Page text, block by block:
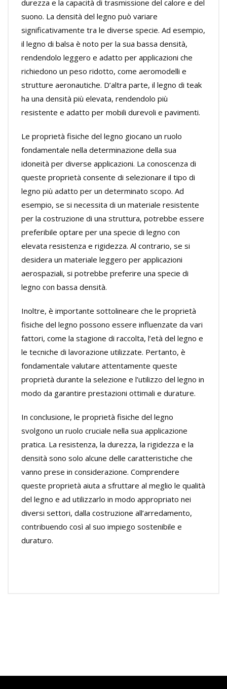
durezza e la capacità di trasmissione del calore e del
suono. La densità del legno può variare
significativamente tra le diverse specie. Ad esempio,
il legno di balsa è noto per la sua bassa densità,
rendendolo leggero e adatto per applicazioni che
richiedono un peso ridotto, come aeromodelli e
strutture aeronautiche. D’altra parte, il legno di teak
ha una densità più elevata, rendendolo più
resistente e adatto per mobili durevoli e pavimenti.
Le proprietà fisiche del legno giocano un ruolo
fondamentale nella determinazione della sua
idoneità per diverse applicazioni. La conoscenza di
queste proprietà consente di selezionare il tipo di
legno più adatto per un determinato scopo. Ad
esempio, se si necessita di un materiale resistente
per la costruzione di una struttura, potrebbe essere
preferibile optare per una specie di legno con
elevata resistenza e rigidezza. Al contrario, se si
desidera un materiale leggero per applicazioni
aerospaziali, si potrebbe preferire una specie di
legno con bassa densità.
Inoltre, è importante sottolineare che le proprietà
fisiche del legno possono essere influenzate da vari
fattori, come la stagione di raccolta, l’età del legno e
le tecniche di lavorazione utilizzate. Pertanto, è
fondamentale valutare attentamente queste
proprietà durante la selezione e l’utilizzo del legno in
modo da garantire prestazioni ottimali e durature.
In conclusione, le proprietà fisiche del legno
svolgono un ruolo cruciale nella sua applicazione
pratica. La resistenza, la durezza, la rigidezza e la
densità sono solo alcune delle caratteristiche che
vanno prese in considerazione. Comprendere
queste proprietà aiuta a sfruttare al meglio le qualità
del legno e ad utilizzarlo in modo appropriato nei
diversi settori, dalla costruzione all’arredamento,
contribuendo così al suo impiego sostenibile e
duraturo.